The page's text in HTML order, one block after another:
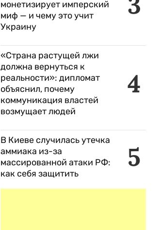
монетизирует имперский
миф — и чему это учит
Украину
4
«Страна растущей лжи
должна вернуться к
реальности»: дипломат
объяснил, почему
коммуникация властей
возмущает людей
5
В Киеве случилась утечка
аммиака из-за
массированной атаки РФ:
как себя защитить